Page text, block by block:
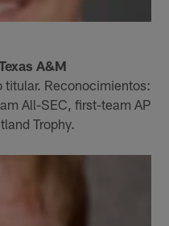
A&M
Reconocimientos:
All-SEC, first-team AP
Trophy.